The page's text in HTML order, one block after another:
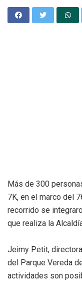
Más de 300
7K, en el marco del
recorrido se
que realiza la
Jeimy Petit,
del Parque Vereda
actividades son